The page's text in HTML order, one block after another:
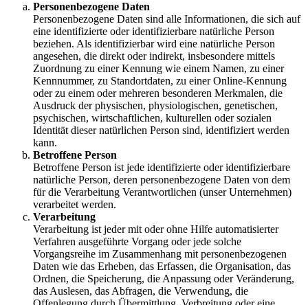
Personenbezogene Daten
Personenbezogene Daten sind alle Informationen, die sich auf
eine identifizierte oder identifizierbare natürliche Person
beziehen. Als identifizierbar wird eine natürliche Person
angesehen, die direkt oder indirekt, insbesondere mittels
Zuordnung zu einer Kennung wie einem Namen, zu einer
Kennnummer, zu Standortdaten, zu einer Online-Kennung
oder zu einem oder mehreren besonderen Merkmalen, die
Ausdruck der physischen, physiologischen, genetischen,
psychischen, wirtschaftlichen, kulturellen oder sozialen
Identität dieser natürlichen Person sind, identifiziert werden
kann.
Betroffene Person
Betroffene Person ist jede identifizierte oder identifizierbare
natürliche Person, deren personenbezogene Daten von dem
für die Verarbeitung Verantwortlichen (unser Unternehmen)
verarbeitet werden.
Verarbeitung
Verarbeitung ist jeder mit oder ohne Hilfe automatisierter
Verfahren ausgeführte Vorgang oder jede solche
Vorgangsreihe im Zusammenhang mit personenbezogenen
Daten wie das Erheben, das Erfassen, die Organisation, das
Ordnen, die Speicherung, die Anpassung oder Veränderung,
das Auslesen, das Abfragen, die Verwendung, die